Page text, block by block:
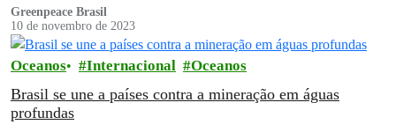
Greenpeace Brasil
10 de novembro de 2023
Oceanos Internacional Oceanos
Brasil se une a países contra a mineração em águas
profundas